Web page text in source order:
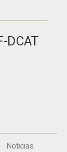
DCAT
Noticias